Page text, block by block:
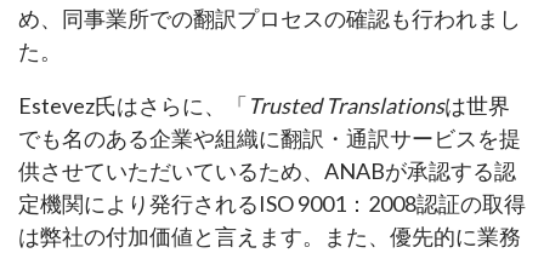
め、同事業所での翻訳プロセスの確認も行われまし
た。
Estevez氏はさらに、「Trusted Translationsは世界
でも名のある企業や組織に翻訳・通訳サービスを提
供させていただいているため、ANABが承認する認
定機関により発行されるISO 9001：2008認証の取得
は弊社の付加価値と言えます。また、優先的に業務